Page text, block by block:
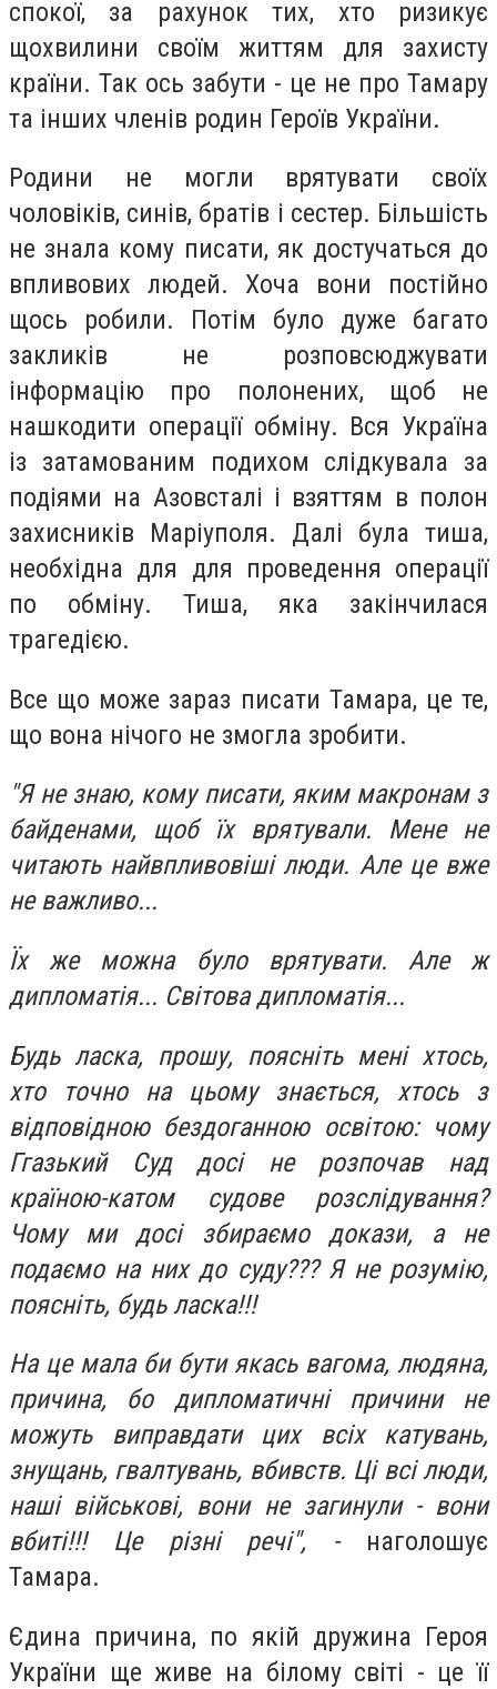
спокої, за рахунок тих, хто ризикує
щохвилини своїм життям для захисту
країни. Так ось забути - це не про Тамару
та інших членів родин Героїв України.
Родини не могли врятувати своїх
чоловіків, синів, братів і сестер. Більшість
не знала кому писати, як достучаться до
впливових людей. Хоча вони постійно
щось робили. Потім було дуже багато
закликів не розповсюджувати
інформацію про полонених, щоб не
нашкодити операції обміну. Вся Україна
із затамованим подихом слідкувала за
подіями на Азовсталі і взяттям в полон
захисників Маріуполя. Далі була тиша,
необхідна для для проведення операції
по обміну. Тиша, яка закінчилася
трагедією.
Все що може зараз писати Тамара, це те,
що вона нічого не змогла зробити.
"Я не знаю, кому писати, яким макронам з
байденами, щоб їх врятували. Мене не
читають найвпливовіші люди. Але це вже
не важливо...
Їх же можна було врятувати. Але ж
дипломатія... Світова дипломатія...
Будь ласка, прошу, поясніть мені хтось,
хто точно на цьому знається, хтось з
відповідною бездоганною освітою: чому
Ггазький Суд досі не розпочав над
країною-катом судове розслідування?
Чому ми досі збираємо докази, а не
подаємо на них до суду??? Я не розумію,
поясніть, будь ласка!!!
На це мала би бути якась вагома, людяна,
причина, бо дипломатичні причини не
можуть виправдати цих всіх катувань,
знущань, гвалтувань, вбивств. Ці всі люди,
наші військові, вони не загинули - вони
вбиті!!! Це різні речі", -наголошує
Тамара.
Єдина причина, по якій дружина Героя
України ще живе на білому світі - це її